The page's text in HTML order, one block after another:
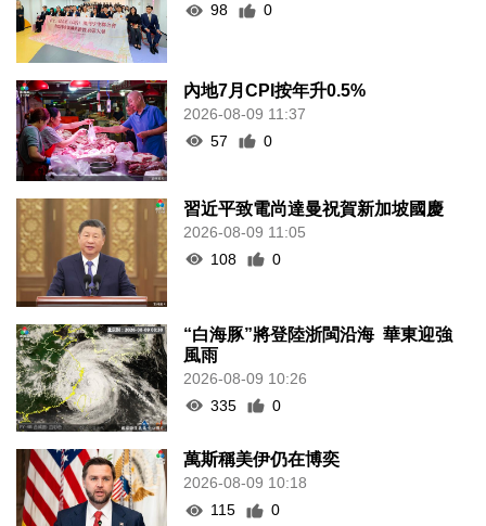
98
0
內地7月CPI按年升0.5%
2026-08-09 11:37
57
0
習近平致電尚達曼祝賀新加坡國慶
2026-08-09 11:05
108
0
“白海豚”將登陸浙閩沿海 華東迎強
風雨
2026-08-09 10:26
335
0
萬斯稱美伊仍在博奕
2026-08-09 10:18
115
0